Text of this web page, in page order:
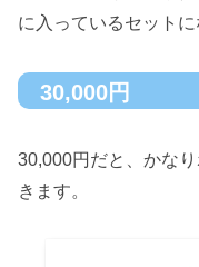
に入っているセットに
30,000円
30,000円だと、かな
きます。